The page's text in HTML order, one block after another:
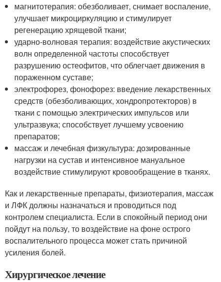
магнитотерапия: обезболивает, снимает воспаление,
улучшает микроциркуляцию и стимулирует
регенерацию хрящевой ткани;
ударно-волновая терапия: воздействие акустических
волн определенной частоты способствует
разрушению остеофитов, что облегчает движения в
пораженном суставе;
электрофорез, фонофорез: введение лекарственных
средств (обезболивающих, хондропротекторов) в
ткани с помощью электрических импульсов или
ультразвука; способствует лучшему усвоению
препаратов;
массаж и лечебная физкультура: дозированные
нагрузки на сустав и интенсивное мануальное
воздействие стимулируют кровообращение в тканях.
Как и лекарственные препараты, физиотерапия, массаж
и ЛФК должны назначаться и проводиться под
контролем специалиста. Если в спокойный период они
пойдут на пользу, то воздействие на фоне острого
воспалительного процесса может стать причиной
усиления болей.
Хирургическое лечение